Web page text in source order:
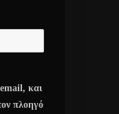
και
πλοηγό